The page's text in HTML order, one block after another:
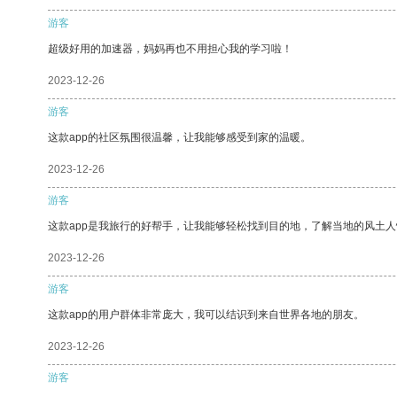
游客
超级好用的加速器，妈妈再也不用担心我的学习啦！
2023-12-26
游客
这款app的社区氛围很温馨，让我能够感受到家的温暖。
2023-12-26
游客
这款app是我旅行的好帮手，让我能够轻松找到目的地，了解当地的风土
2023-12-26
游客
这款app的用户群体非常庞大，我可以结识到来自世界各地的朋友。
2023-12-26
游客